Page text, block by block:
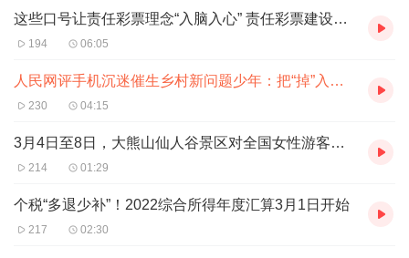
下，就不难有此判断。
乡村少年儿童“掉”进手机里，带来的后果令人忧心忡忡。对
甚至出现“游戏大神”比“学习尖子”更受追捧的怪现象。接
质堪忧。
此外，因沉迷手机而发生的悲剧也让人揪心。课题组调研了
解到，在华中地区的一个山区县，近3年曾发生两起学生因
手机被没收而轻生的极端案例。虽是极端案例，所暴露出的
这些口号让责任彩票理念“入脑入心” 责任彩票建设方能践之于行
194 06:05
人民网评手机沉迷催生乡村新问题少年：把“掉”入手机里的乡村少年救出来
230 04:15
3月4日至8日，大熊山仙人谷景区对全国女性游客免门票
214 01:29
个税“多退少补”！2022综合所得年度汇算3月1日开始
217 02:30